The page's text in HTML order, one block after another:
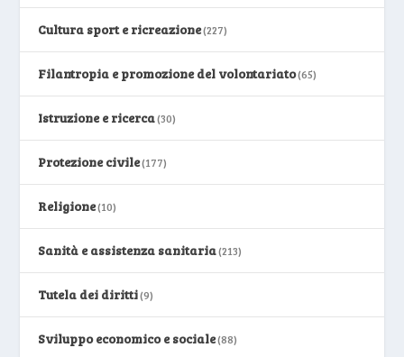
Cultura sport e ricreazione(227)
Filantropia e promozione del volontariato(65)
Istruzione e ricerca(30)
Protezione civile(177)
Religione(10)
Sanità e assistenza sanitaria(213)
Tutela dei diritti(9)
Sviluppo economico e sociale(88)